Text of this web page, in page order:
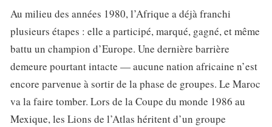
Au milieu des années 1980, l’Afrique a déjà franchi
plusieurs étapes : elle a participé, marqué, gagné, et même
battu un champion d’Europe. Une dernière barrière
demeure pourtant intacte — aucune nation africaine n’est
encore parvenue à sortir de la phase de groupes. Le Maroc
va la faire tomber. Lors de la Coupe du monde 1986 au
Mexique, les Lions de l’Atlas héritent d’un groupe